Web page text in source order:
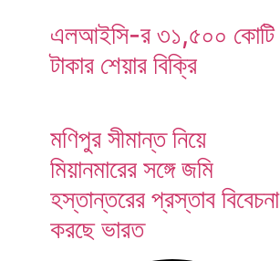
এলআইসি-র ৩১,৫০০ কোটি
টাকার শেয়ার বিক্রি
মণিপুর সীমান্ত নিয়ে
মিয়ানমারের সঙ্গে জমি
হস্তান্তরের প্রস্তাব বিবেচনা
করছে ভারত